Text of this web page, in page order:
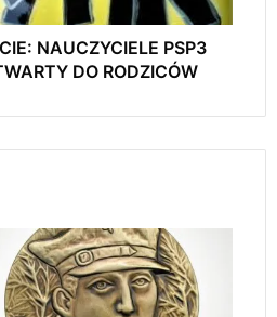
w Radomsku
zł na szkolenia pracowników.
ogłasza nabór wniosków
NAUCZYCIELE PSP3
DO RODZICÓW